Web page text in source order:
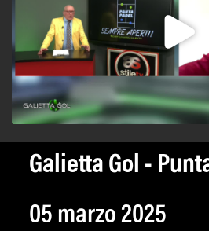
Galietta Gol -
05 marzo 2025